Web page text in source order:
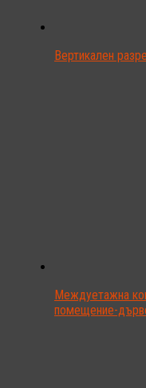
Вертикален
Междуетажна
помещение-